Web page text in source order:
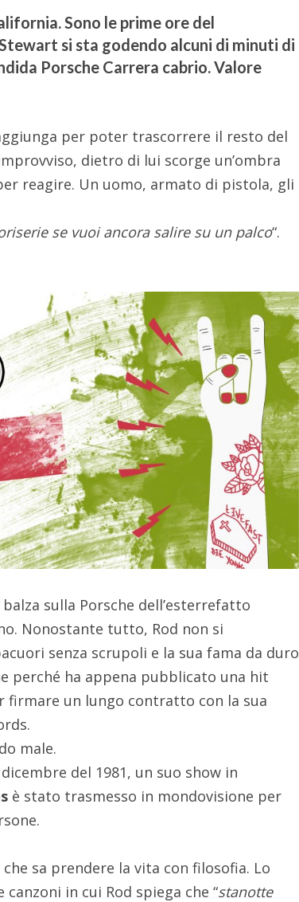
Sono le prime ore del
si sta godendo alcuni di minuti di
Porsche Carrera cabrio. Valore
per poter trascorrere il resto del
dietro di lui scorge un’ombra
reagire. Un uomo, armato di pistola, gli
se vuoi ancora salire su un palco“.
sulla Porsche dell’esterrefatto
Nonostante tutto, Rod non si
senza scrupoli e la sua fama da duro
perché ha appena pubblicato una hit
firmare un lungo contratto con la sua
male.
del 1981, un suo show in
è stato trasmesso in mondovisione per
che sa prendere la vita con filosofia. Lo
in cui Rod spiega che “stanotte